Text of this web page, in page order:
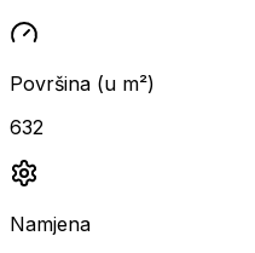
Površina (u m²)
632
Namjena